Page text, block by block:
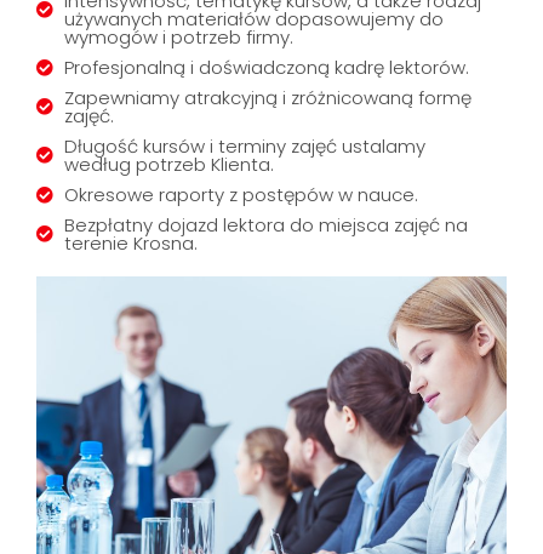
używanych materiałów dopasowujemy do
wymogów i potrzeb firmy.
Profesjonalną i doświadczoną kadrę lektorów.
Zapewniamy atrakcyjną i zróżnicowaną formę
zajęć.
Długość kursów i terminy zajęć ustalamy
według potrzeb Klienta.
Okresowe raporty z postępów w nauce.
Bezpłatny dojazd lektora do miejsca zajęć na
terenie Krosna.